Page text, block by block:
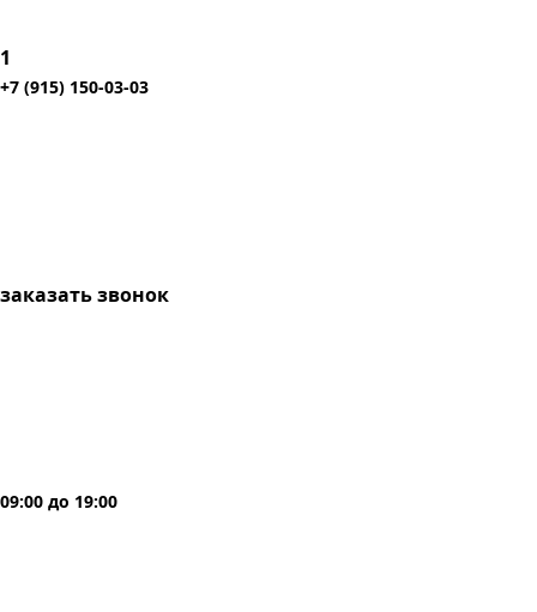
1
+7 (915) 150-03-03
заказать звонок
09:00 до 19:00